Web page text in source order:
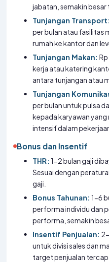
jabatan, semakin besar
Tunjangan Transport:
per bulan atau fasilitas
rumah ke kantor dan
Tunjangan Makan:
kerja atau katering
antara tunjangan atau
Tunjangan
per bulan untuk pulsa
kepada karyawan
intensif dalam
Bonus dan Insentif
THR: 1-2 bulan gaji
Sesuai dengan
gaji.
Bonus Tahunan: 1-6
performa individu dan
performa, semakin
Insentif Penjualan:
untuk divisi sales dan
target penjualan